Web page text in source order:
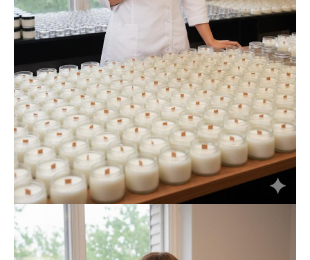
этикетки до подарочной коробки.
Примерный Расчет
стоимости LUX
аромадиффузеров ?? мл